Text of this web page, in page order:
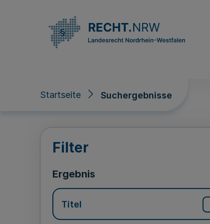
Startseite Suchergebnisse
Suchergebnisse
Filter
Ergebnis
Titel